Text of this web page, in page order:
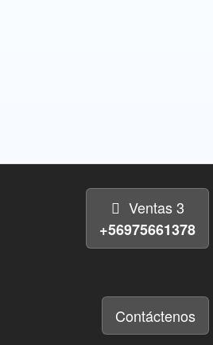
Ventas 3
+56975661378
Contáctenos